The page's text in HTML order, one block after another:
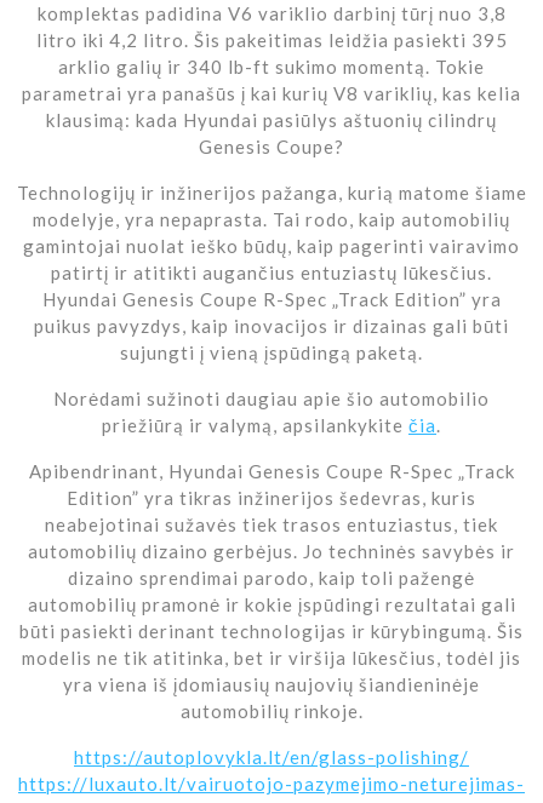
komplektas padidina V6 variklio darbinį tūrį nuo 3,8
litro iki 4,2 litro. Šis pakeitimas leidžia pasiekti 395
arklio galių ir 340 lb-ft sukimo momentą. Tokie
parametrai yra panašūs į kai kurių V8 variklių, kas kelia
klausimą: kada Hyundai pasiūlys aštuonių cilindrų
Genesis Coupe?
Technologijų ir inžinerijos pažanga, kurią matome šiame
modelyje, yra nepaprasta. Tai rodo, kaip automobilių
gamintojai nuolat ieško būdų, kaip pagerinti vairavimo
patirtį ir atitikti augančius entuziastų lūkesčius.
Hyundai Genesis Coupe R-Spec „Track Edition” yra
puikus pavyzdys, kaip inovacijos ir dizainas gali būti
sujungti į vieną įspūdingą paketą.
Norėdami sužinoti daugiau apie šio automobilio
priežiūrą ir valymą, apsilankykite čia.
Apibendrinant, Hyundai Genesis Coupe R-Spec „Track
Edition” yra tikras inžinerijos šedevras, kuris
neabejotinai sužavės tiek trasos entuziastus, tiek
automobilių dizaino gerbėjus. Jo techninės savybės ir
dizaino sprendimai parodo, kaip toli pažengė
automobilių pramonė ir kokie įspūdingi rezultatai gali
būti pasiekti derinant technologijas ir kūrybingumą. Šis
modelis ne tik atitinka, bet ir viršija lūkesčius, todėl jis
yra viena iš įdomiausių naujovių šiandieninėje
automobilių rinkoje.
https://autoplovykla.lt/en/glass-polishing/
https://luxauto.lt/vairuotojo-pazymejimo-neturejimas-